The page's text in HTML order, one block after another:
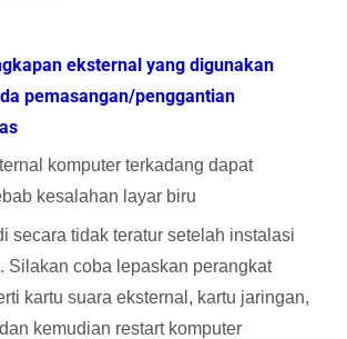
eksternal yang digunakan
pemasangan/penggantian
komputer terkadang dapat
kesalahan layar biru
secara tidak teratur setelah instalasi
Silakan coba lepaskan perangkat
kartu suara eksternal, kartu jaringan,
kemudian restart komputer